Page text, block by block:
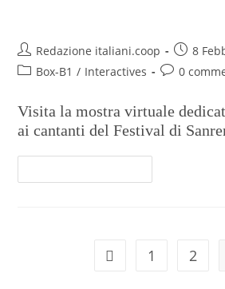
Redazione italiani.coop
8
Box-B1 / Interactives 0
Visita la mostra virtuale
ai cantanti del Festival di
1 2